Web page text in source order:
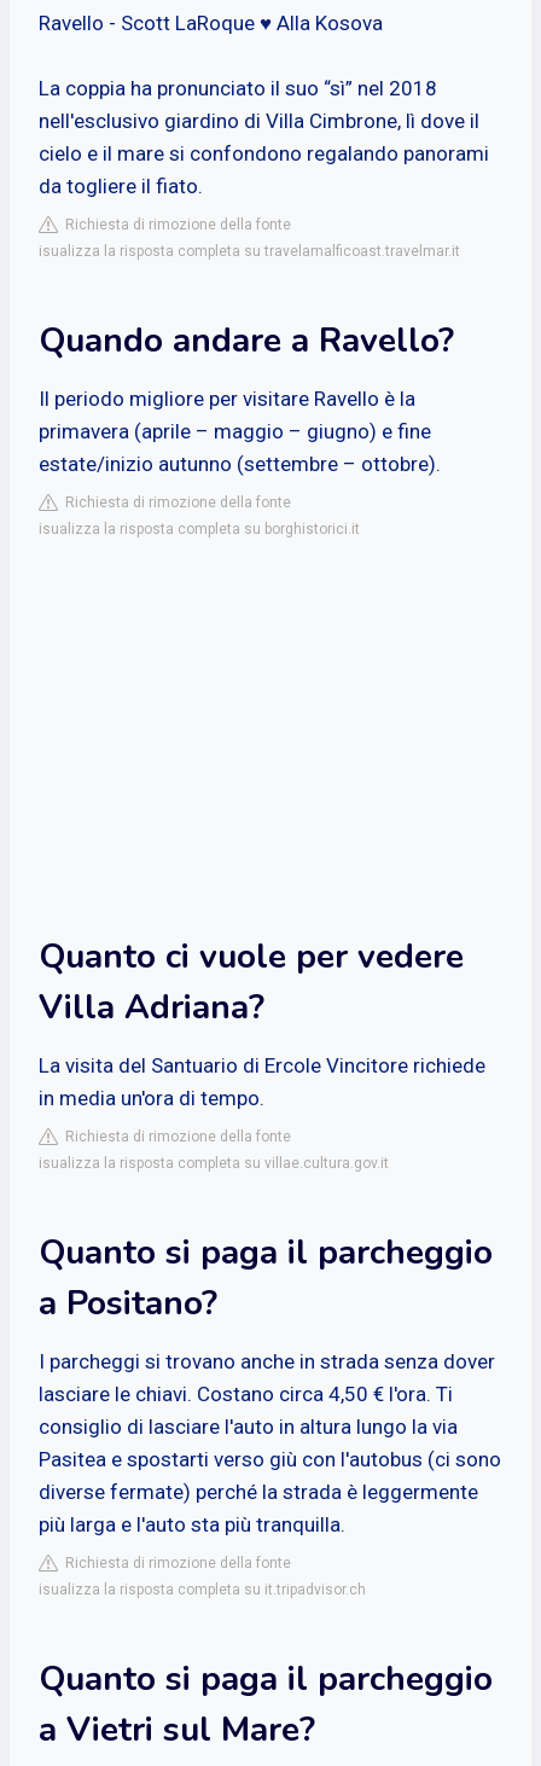
Ravello - Scott LaRoque ♥ Alla Kosova
La coppia ha pronunciato il suo “sì” nel 2018
nell'esclusivo giardino di Villa Cimbrone, lì dove il
cielo e il mare si confondono regalando panorami
da togliere il fiato.
Richiesta di rimozione della fonte
isualizza la risposta completa su travelamalficoast.travelmar.it
Quando andare a Ravello?
Il periodo migliore per visitare Ravello è la
primavera (aprile – maggio – giugno) e fine
estate/inizio autunno (settembre – ottobre).
Richiesta di rimozione della fonte
isualizza la risposta completa su borghistorici.it
Quanto ci vuole per vedere
Villa Adriana?
La visita del Santuario di Ercole Vincitore richiede
in media un'ora di tempo.
Richiesta di rimozione della fonte
isualizza la risposta completa su villae.cultura.gov.it
Quanto si paga il parcheggio
a Positano?
I parcheggi si trovano anche in strada senza dover
lasciare le chiavi. Costano circa 4,50 € l'ora. Ti
consiglio di lasciare l'auto in altura lungo la via
Pasitea e spostarti verso giù con l'autobus (ci sono
diverse fermate) perché la strada è leggermente
più larga e l'auto sta più tranquilla.
Richiesta di rimozione della fonte
isualizza la risposta completa su it.tripadvisor.ch
Quanto si paga il parcheggio
a Vietri sul Mare?